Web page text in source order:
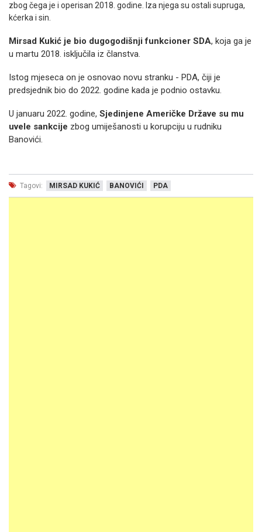
zbog čega je i operisan 2018. godine. Iza njega su ostali supruga,
kćerka i sin.
Mirsad Kukić je bio dugogodišnji funkcioner SDA, koja ga je
u martu 2018. isključila iz članstva.
Istog mjeseca on je osnovao novu stranku - PDA, čiji je
predsjednik bio do 2022. godine kada je podnio ostavku.
U januaru 2022. godine, Sjedinjene Američke Države su mu
uvele sankcije zbog umiješanosti u korupciju u rudniku
Banovići.
Tagovi: MIRSAD KUKIĆ BANOVIĆI PDA